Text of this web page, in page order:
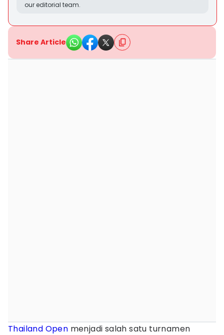
our editorial team.
Share Article
Thailand Open menjadi salah satu turnamen